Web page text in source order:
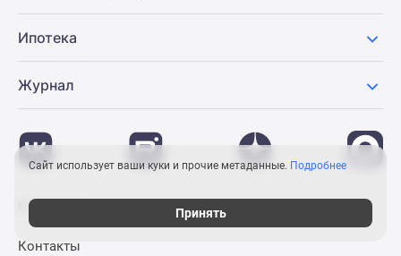
Ипотека
Журнал
О проекте
Контакты
Сайт использует ваши куки и прочие метаданные. Подробнее
Принять